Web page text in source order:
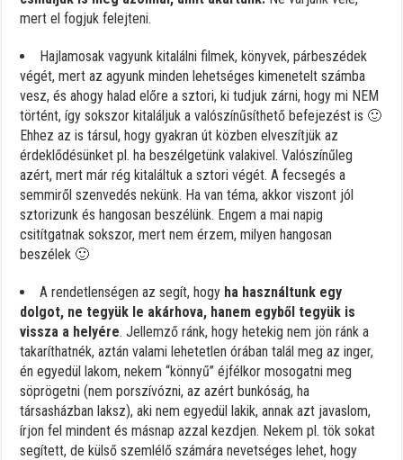
mert el fogjuk felejteni.
Hajlamosak vagyunk kitalálni filmek, könyvek, párbeszédek
végét, mert az agyunk minden lehetséges kimenetelt számba
vesz, és ahogy halad előre a sztori, ki tudjuk zárni, hogy mi NEM
történt, így sokszor kitaláljuk a valószínűsíthető befejezést is 🙂
Ehhez az is társul, hogy gyakran út közben elveszítjük az
érdeklődésünket pl. ha beszélgetünk valakivel. Valószínűleg
azért, mert már rég kitaláltuk a sztori végét. A fecsegés a
semmiről szenvedés nekünk. Ha van téma, akkor viszont jól
sztorizunk és hangosan beszélünk. Engem a mai napig
csitítgatnak sokszor, mert nem érzem, milyen hangosan
beszélek 🙂
A rendetlenségen az segít, hogy ha használtunk egy
dolgot, ne tegyük le akárhova, hanem egyből tegyük is
vissza a helyére. Jellemző ránk, hogy hetekig nem jön ránk a
takaríthatnék, aztán valami lehetetlen órában talál meg az inger,
én egyedül lakom, nekem “könnyű” éjfélkor mosogatni meg
söprögetni (nem porszívózni, az azért bunkóság, ha
társasházban laksz), aki nem egyedül lakik, annak azt javaslom,
írjon fel mindent és másnap azzal kezdjen. Nekem pl. tök sokat
segített, de külső szemlélő számára nevetséges lehet, hogy